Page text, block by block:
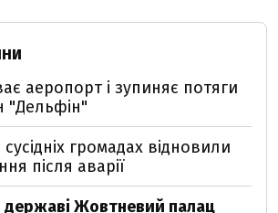
аеропорт і зупиняє потяги
"Дельфін"
громадах відновили
після аварії
державі Жовтневий палац